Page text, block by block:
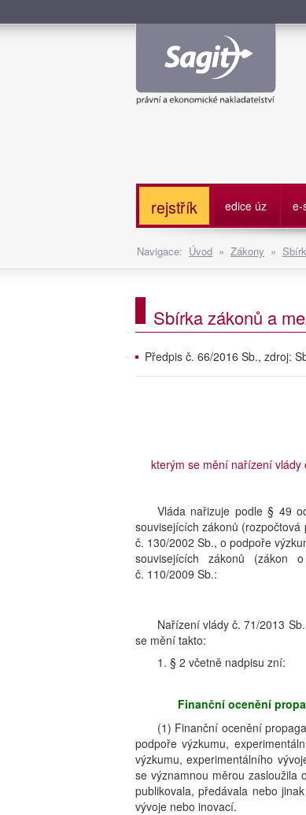
rejstřík edice úz e-
Navigace: Úvod » Zákony »
Sbírka zákonů a
Předpis č. 66/2016 Sb., zdroj:
kterým se mění nařízení
Vláda nařizuje podle § 49
souvisejících zákonů
č. 130/2002 Sb., o podpoře
souvisejících zákonů (zákon
č. 110/2009 Sb.:
Nařízení vlády č. 71/2013
se mění takto:
1. § 2 včetně nadpisu zní:
Finanční ocenění
(1) Finanční ocenění
podpoře výzkumu,
výzkumu, experimentálního
se významnou měrou zasloužila
publikovala, předávala nebo
vývoje nebo inovací.